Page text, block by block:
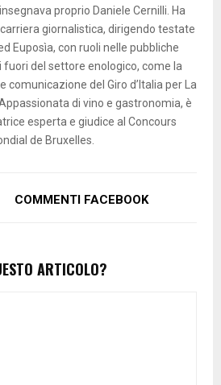
proprio Daniele Cernilli. Ha
giornalistica, dirigendo testate
Euposìa, con ruoli nelle pubbliche
fuori del settore enologico, come la
comunicazione del Giro d’Italia per La
di vino e gastronomia, è
esperta e giudice al Concours
de Bruxelles.
COMMENTI FACEBOOK
ARTICOLO?